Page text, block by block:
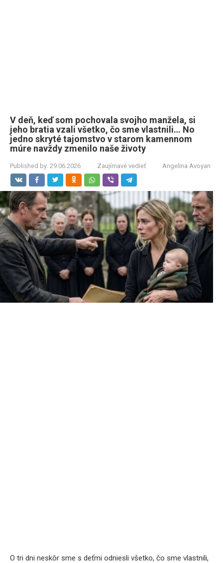
V deň, keď som pochovala svojho manžela, si
jeho bratia vzali všetko, čo sme vlastnili… No
jedno skryté tajomstvo v starom kamennom
múre navždy zmenilo naše životy
Published by: 29.06.2026 Zaujímavé vedieť Angelina Avoyan
O tri dni neskôr sme s deťmi odniesli všetko, čo sme vlastnili,